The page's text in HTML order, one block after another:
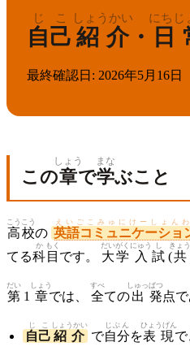
自己
じこ
紹介
しょうかい
・ 日
にちじ
最終確認日 : 2026年5月16日
この章
しょう
で学
まな
ぶこと
高校
こうこう
の 英語コミュニケーショ
えいごこみゅにけーしょんわ
てる科
か
目
もく
です。 大
だい
学
がく
入
にゅう
試
し
(共
きょう
第
だい
1 章
しょう
では、 全
すべ
ての出
しゅっ
発
ぱつ
点
自己
じこ
紹介
しょうかい
で自分
じぶん
を表現
ひょうげん